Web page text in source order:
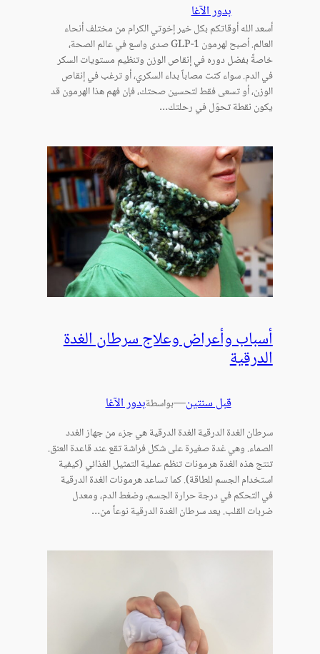
بدور الآغا
أسعد الله أوقاتكم بكل خير إخوتي الكرام من مختلف أنحاء
العالم. أصبح لهرمون GLP-1 صدى واسع في عالم الصحة،
خاصةً بفضل دوره في إنقاص الوزن وتنظيم مستويات السكر
في الدم. سواء كنت مصاباً بداء السكري، أو ترغب في إنقاص
الوزن، أو تسعى فقط لتحسين صحتك، فإن فهم هذا الهرمون قد
يكون نقطة تحوّل في رحلتك…
أسباب وأعراض وعلاج سرطان الغدة
الدرقية
قبل سنتين—بواسطةبدور الآغا
سرطان الغدة الدرقية الغدة الدرقية هي جزء من جهاز الغدد
الصماء. وهي غدة صغيرة على شكل فراشة تقع عند قاعدة العنق.
تنتج هذه الغدة هرمونات تنظم عملية التمثيل الغذائي (كيفية
استخدام الجسم للطاقة). كما تساعد هرمونات الغدة الدرقية
في التحكم في درجة حرارة الجسم، وضغط الدم، ومعدل
ضربات القلب. يعد سرطان الغدة الدرقية نوعاً من…